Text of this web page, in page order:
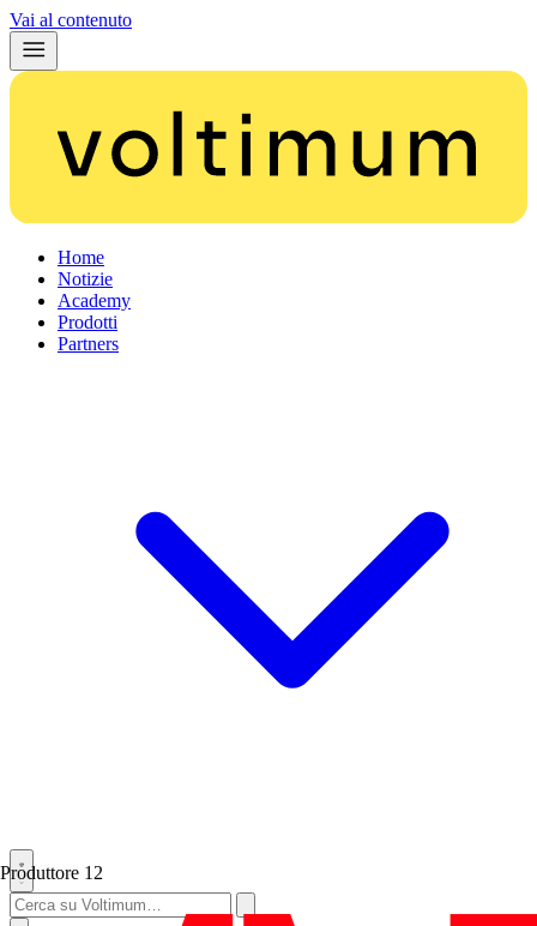
Vai al contenuto
Home
Notizie
Academy
Prodotti
Partners
Produttore 12